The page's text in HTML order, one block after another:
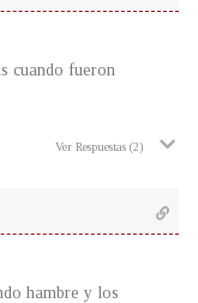
cuando fueron
Ver Respuestas (2)
hambre y los